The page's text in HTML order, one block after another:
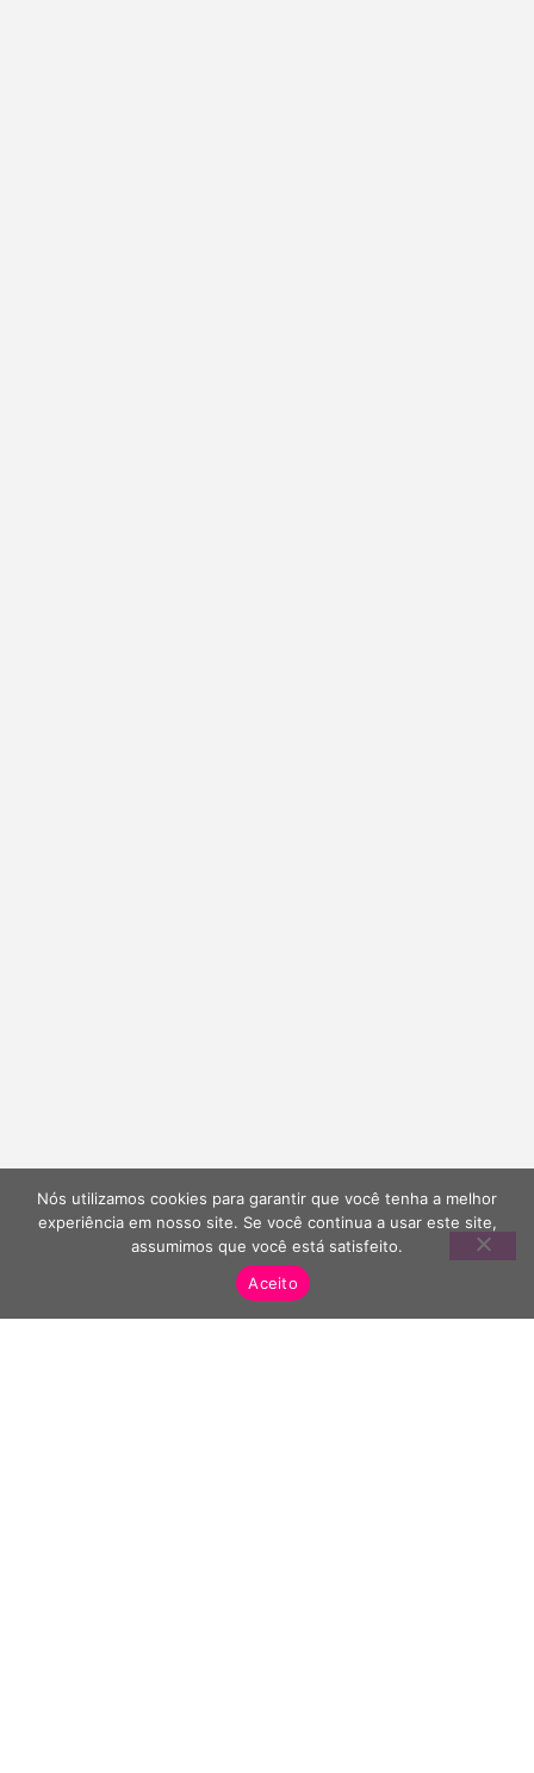
Nós utilizamos cookies para garantir que você tenha a melhor
experiência em nosso site. Se você continua a usar este site,
assumimos que você está satisfeito.
Aceito